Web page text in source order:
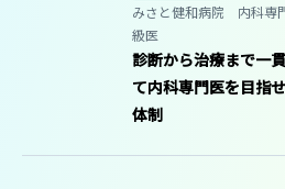
みさと健和病院 内科専
級医
診断から治療まで一
て内科専門医を目指
体制